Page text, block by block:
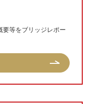
要等をブリッジレポー